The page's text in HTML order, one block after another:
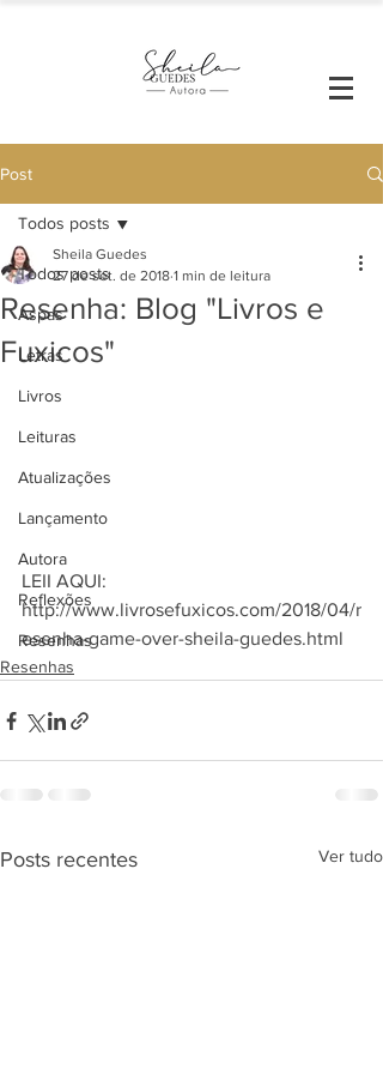
Post
Todos posts
Aspas
Letras
Livros
Leituras
Atualizações
Lançamento
Autora
Reflexões
Resenhas
Todos posts
Resenha: Blog "Livros e
Fuxicos"
Sheila Guedes
27 de set. de 2018 1 min de leitura
LEII AQUI:
http://www.livrosefuxicos.com/2018/04/r
esenha-game-over-sheila-guedes.html
Resenhas
Posts recentes Ver tudo